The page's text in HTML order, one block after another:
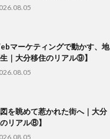
マーケティングで動かす、地
｜大分移住のリアル⑨】
図を眺めて惹かれた街へ｜大分
リアル⑧】